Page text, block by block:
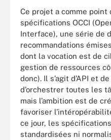
Ce projet a comme point
spécifications OCCI
Interface), une série de
recommandations
dont la vocation est de
gestion de ressources
donc). Il s’agit d’API et
d’orchestrer toutes les
mais l’ambition est de
favoriser
ce jour, les
standardisées ni